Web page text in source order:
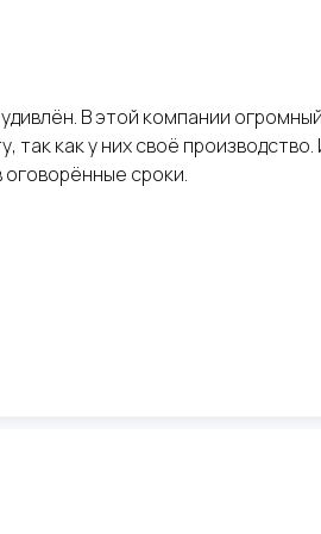
В этой компании
так как у них своё
оговорённые сроки.